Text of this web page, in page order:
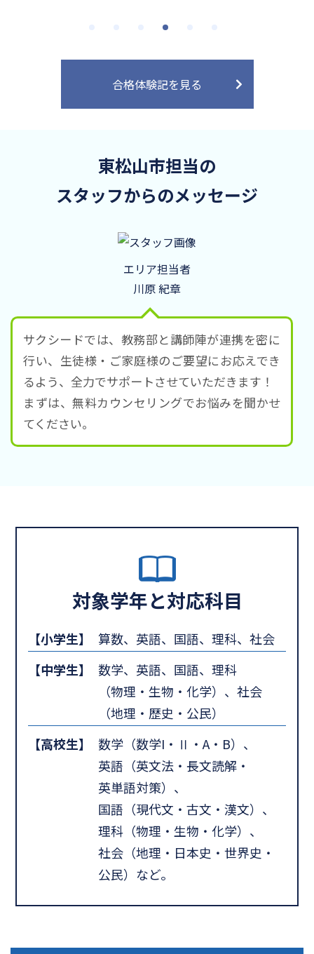
合格体験記を見る
東松山市担当の
スタッフからのメッセージ
エリア担当者
川原 紀章
サクシードでは、教務部と講師陣が連携を密に
行い、生徒様・ご家庭様のご要望にお応えでき
るよう、全力でサポートさせていただきます！
まずは、無料カウンセリングでお悩みを聞かせ
てください。
対象学年と対応科目
【小学生】
算数、英語、国語、理科、社会
【中学生】
数学、英語、国語、理科
（物理・生物・化学）、社会
（地理・歴史・公民）
【高校生】
数学（数学I・Ⅱ・A・B）、
英語（英文法・長文読解・
英単語対策）、
国語（現代文・古文・漢文）、
理科（物理・生物・化学）、
社会（地理・日本史・世界史・
公民）など。